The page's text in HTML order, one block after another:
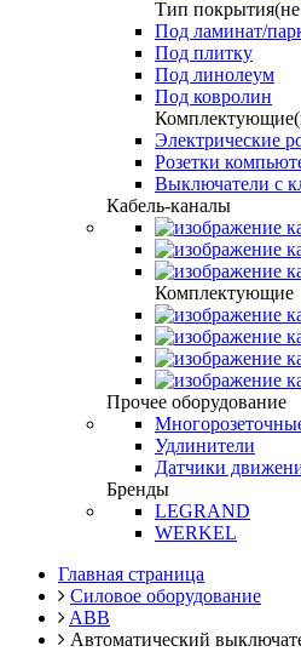
Тип
Под ламинат/
Под плитку
Под линолеум
Под ковролин
Электрические
Розетки
Выключатели с
Кабель-каналы
Комплектующие
Прочее оборудование
Удлинители
Датчики
Бренды
LEGRAND
WERKEL
Главная страница
Силовое оборудование
ABB
Автоматический